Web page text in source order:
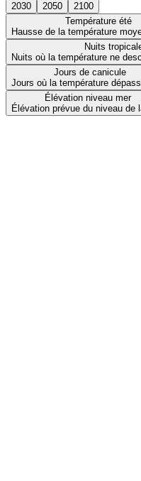
2030 2050
2100
Température été
Hausse de la température
Nuits
Nuits où la température ne
Jours de canicule
Jours où la température
Élévation niveau mer
Élévation prévue du niveau de